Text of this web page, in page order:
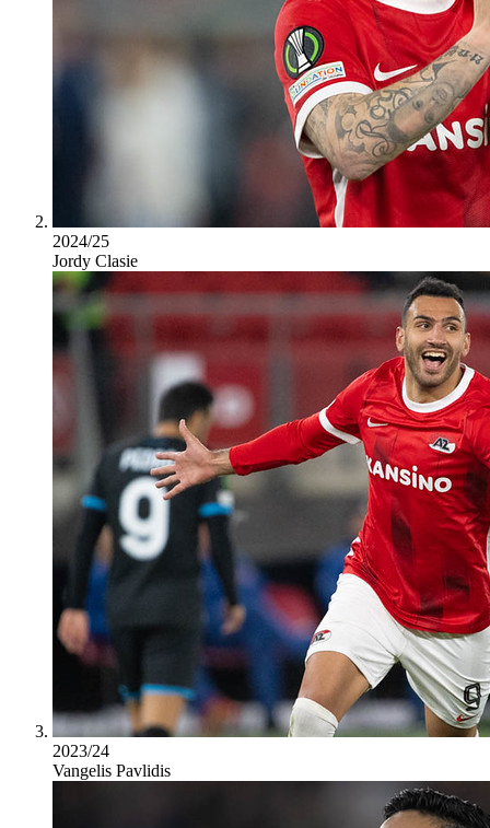
2024/25
Jordy Clasie
2023/24
Vangelis Pavlidis